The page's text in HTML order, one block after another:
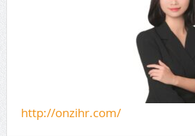
http://onzihr.com/